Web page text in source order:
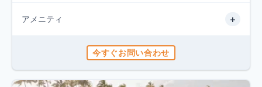
アメニティ +
今すぐお問い合わせ